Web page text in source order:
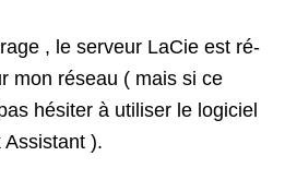
, le serveur LaCie est ré-
mon réseau ( mais si ce
hésiter à utiliser le logiciel
).